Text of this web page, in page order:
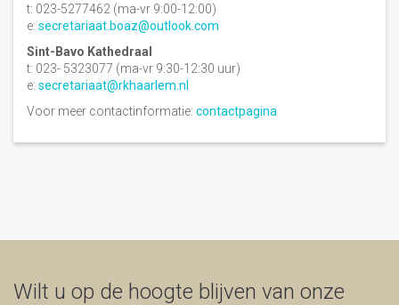
t: 023-5277462 (ma-vr 9:00-12:00)
e: secretariaat.boaz@outlook.com
Sint-Bavo Kathedraal
t: 023- 5323077 (ma-vr 9:30-12:30 uur)
e: secretariaat@rkhaarlem.nl
Voor meer contactinformatie: contactpagina
Wilt u op de hoogte blijven van onze